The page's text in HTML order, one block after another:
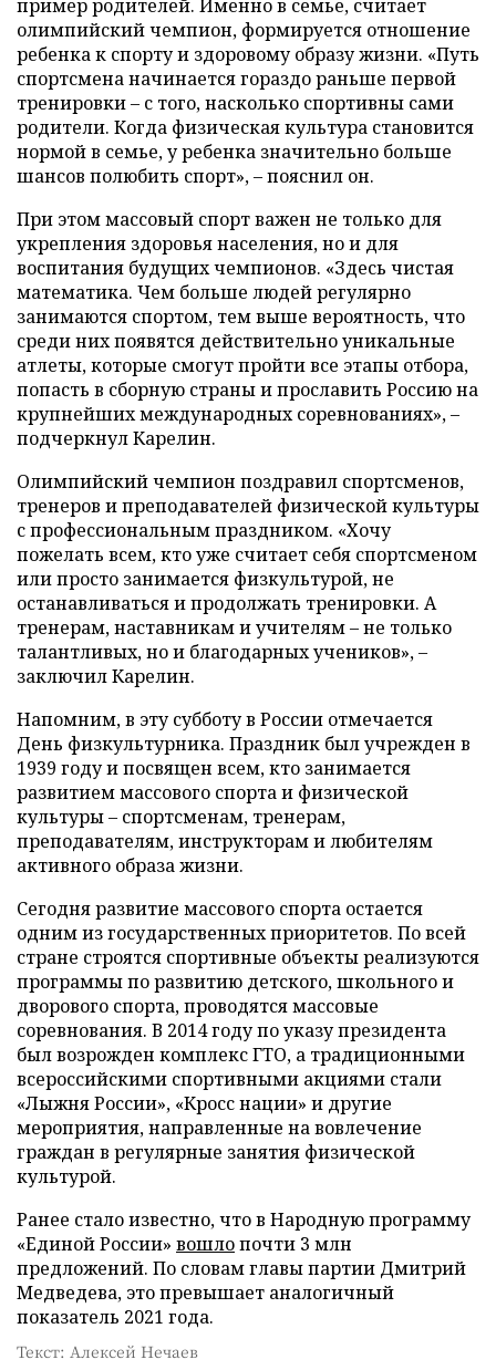
пример родителей. Именно в семье, считает
олимпийский чемпион, формируется отношение
ребенка к спорту и здоровому образу жизни. «Путь
спортсмена начинается гораздо раньше первой
тренировки – с того, насколько спортивны сами
родители. Когда физическая культура становится
нормой в семье, у ребенка значительно больше
шансов полюбить спорт», – пояснил он.
При этом массовый спорт важен не только для
укрепления здоровья населения, но и для
воспитания будущих чемпионов. «Здесь чистая
математика. Чем больше людей регулярно
занимаются спортом, тем выше вероятность, что
среди них появятся действительно уникальные
атлеты, которые смогут пройти все этапы отбора,
попасть в сборную страны и прославить Россию на
крупнейших международных соревнованиях», –
подчеркнул Карелин.
Олимпийский чемпион поздравил спортсменов,
тренеров и преподавателей физической культуры
с профессиональным праздником. «Хочу
пожелать всем, кто уже считает себя спортсменом
или просто занимается физкультурой, не
останавливаться и продолжать тренировки. А
тренерам, наставникам и учителям – не только
талантливых, но и благодарных учеников», –
заключил Карелин.
Напомним, в эту субботу в России отмечается
День физкультурника. Праздник был учрежден в
1939 году и посвящен всем, кто занимается
развитием массового спорта и физической
культуры – спортсменам, тренерам,
преподавателям, инструкторам и любителям
активного образа жизни.
Сегодня развитие массового спорта остается
одним из государственных приоритетов. По всей
стране строятся спортивные объекты реализуются
программы по развитию детского, школьного и
дворового спорта, проводятся массовые
соревнования. В 2014 году по указу президента
был возрожден комплекс ГТО, а традиционными
всероссийскими спортивными акциями стали
«Лыжня России», «Кросс нации» и другие
мероприятия, направленные на вовлечение
граждан в регулярные занятия физической
культурой.
Ранее стало известно, что в Народную программу
«Единой России» вошлопочти 3 млн
предложений. По словам главы партии Дмитрий
Медведева, это превышает аналогичный
показатель 2021 года.
Текст: Алексей Нечаев